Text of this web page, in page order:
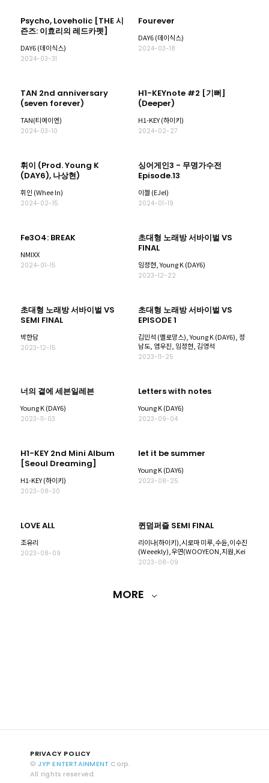
Psycho, Loveholic [THE 시
즌즈: 이효리의 레드카펫]
DAY6 (데이식스)
2024-03-31
Fourever
DAY6 (데이식스)
2024-03-18
TAN 2nd anniversary
(seven forever)
TAN(티에이엔)
2024-03-10
H1-KEYnote #2 [기뻐]
(Deeper)
H1-KEY (하이키)
2024-02-27
휘이 (Prod. Young K
(DAY6), 나상현)
휘인 (Whee In)
2024-02-15
싱어게인3 - 무명가수전
Episode.13
이젤 (EJel)
2024-01-19
Fe3O4: BREAK
NMIXX
2024-01-15
초대형 노래방 서바이벌 VS
FINAL
임정현, Young K (DAY6)
2023-12-22
초대형 노래방 서바이벌 VS
SEMI FINAL
박한담
2023-12-15
초대형 노래방 서바이벌 VS
EPISODE 1
김민석 (멜로망스), Young K (DAY6), 정
남도, 염우진, 임정현, 김영석
2023-11-25
너의 곁에 세븐일레븐
Young K (DAY6)
2023-11-03
Letters with notes
Young K (DAY6)
2023-09-04
H1-KEY 2nd Mini Album
[Seoul Dreaming]
H1-KEY (하이키)
2023-08-30
let it be summer
Young K (DAY6)
2023-08-25
LOVE ALL
조유리
2023-08-09
퀸덤퍼즐 SEMI FINAL
리이나(하이키),시로마 미루,수윤,이수진
(Weeekly),우연(WOOYEON,지원,Kei
2023-08-09
MORE
© JYP ENTERTAINMENT Corp.
All rights reserved.
PRIVACY POLICY